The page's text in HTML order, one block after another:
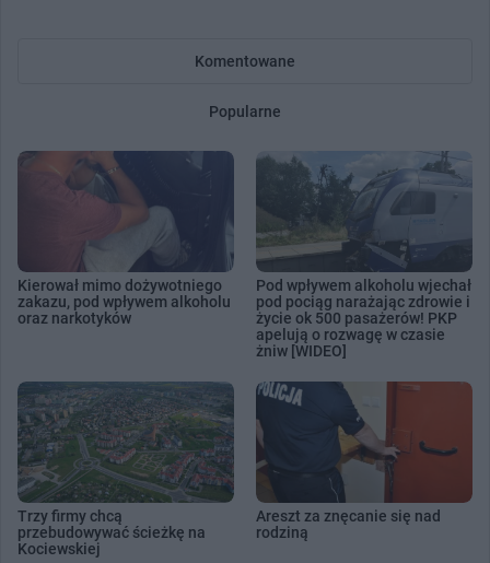
Komentowane
Popularne
Kierował mimo dożywotniego
zakazu, pod wpływem alkoholu
oraz narkotyków
Pod wpływem alkoholu wjechał
pod pociąg narażając zdrowie i
życie ok 500 pasażerów! PKP
apelują o rozwagę w czasie
żniw [WIDEO]
Trzy firmy chcą
przebudowywać ścieżkę na
Kociewskiej
Areszt za znęcanie się nad
rodziną